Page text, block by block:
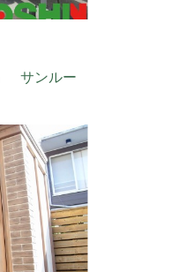
サンルー